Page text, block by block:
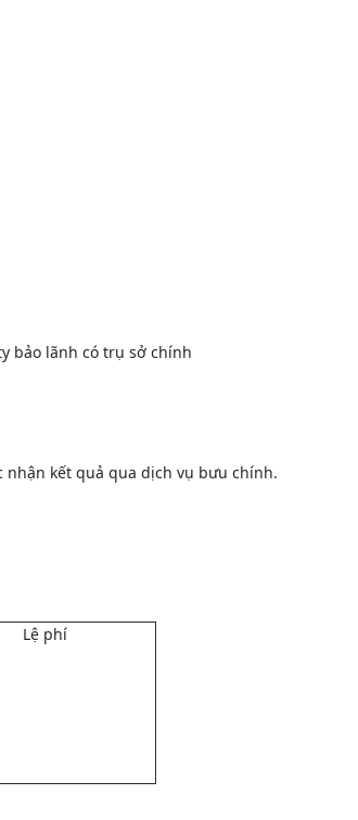
bảo lãnh có trụ sở chính
kết quả qua dịch vụ bưu chính.
Lệ phí